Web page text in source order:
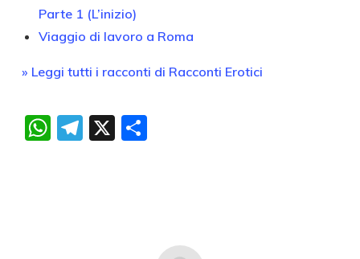
Parte 1 (L’inizio)
Viaggio di lavoro a Roma
» Leggi tutti i racconti di Racconti Erotici
WhatsApp
Telegram
X Condividi